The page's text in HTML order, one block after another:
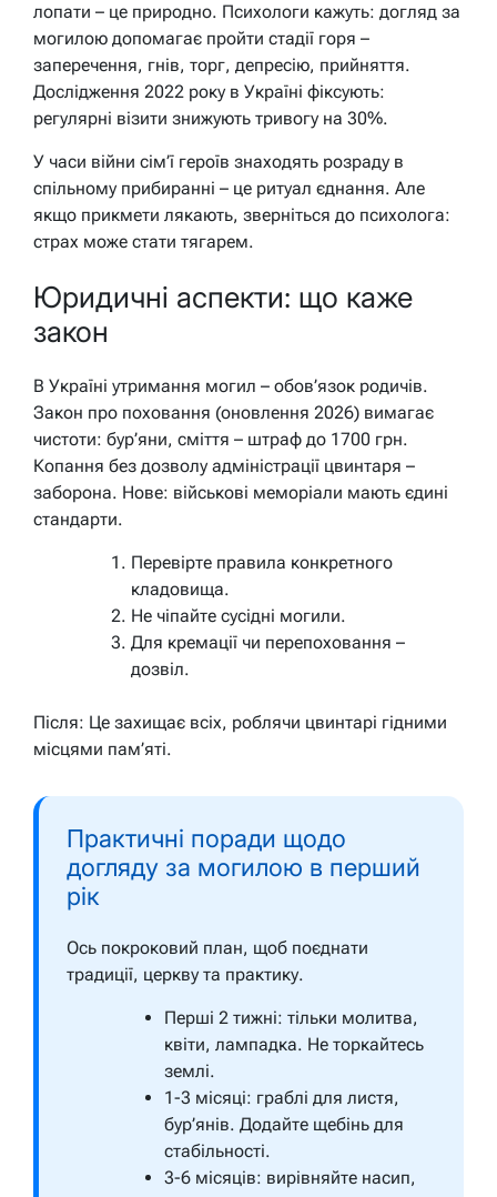
лопати – це природно. Психологи кажуть: догляд за
могилою допомагає пройти стадії горя –
заперечення, гнів, торг, депресію, прийняття.
Дослідження 2022 року в Україні фіксують:
регулярні візити знижують тривогу на 30%.
У часи війни сім’ї героїв знаходять розраду в
спільному прибиранні – це ритуал єднання. Але
якщо прикмети лякають, зверніться до психолога:
страх може стати тягарем.
Юридичні аспекти: що каже
закон
В Україні утримання могил – обов’язок родичів.
Закон про поховання (оновлення 2026) вимагає
чистоти: бур’яни, сміття – штраф до 1700 грн.
Копання без дозволу адміністрації цвинтаря –
заборона. Нове: військові меморіали мають єдині
стандарти.
Перевірте правила конкретного
кладовища.
Не чіпайте сусідні могили.
Для кремації чи перепоховання –
дозвіл.
Після: Це захищає всіх, роблячи цвинтарі гідними
місцями пам’яті.
Практичні поради щодо
догляду за могилою в перший
рік
Ось покроковий план, щоб поєднати
традиції, церкву та практику.
Перші 2 тижні: тільки молитва,
квіти, лампадка. Не торкайтесь
землі.
1-3 місяці: граблі для листя,
бур’янів. Додайте щебінь для
стабільності.
3-6 місяців: вирівняйте насип,